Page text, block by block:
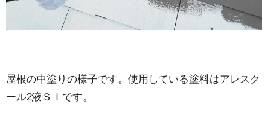
屋根の中塗りの様子です。使用している塗料はアレスク
ール2液ＳＩです。